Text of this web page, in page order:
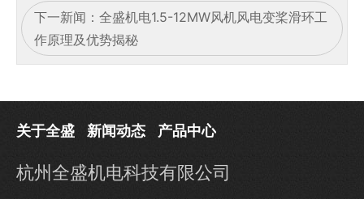
下一新闻： 全盛机电1.5-12MW风机风电变桨滑环工
作原理及优势揭秘
关于全盛 新闻动态 产品中心
杭州全盛机电科技有限公司